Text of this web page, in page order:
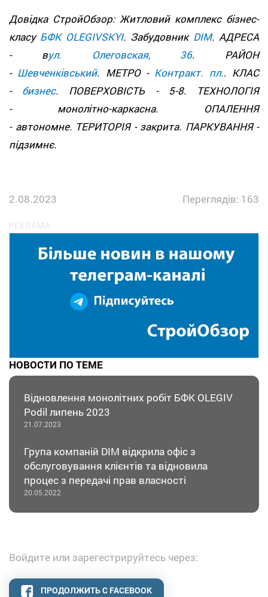
Довідка СтройОбзор: Житловий комплекс бізнес-
класу БФК OLEGIVSKYI. Забудовник DIM. АДРЕСА
- вул. Олеговская, 36. РАЙОН
- Шевченківський. МЕТРО - Контракт. пл.. КЛАС
- бизнес. ПОВЕРХОВІСТЬ - 5-8. ТЕХНОЛОГІЯ
- монолітно-каркасна. ОПАЛЕННЯ
- автономне. ТЕРИТОРІЯ - закрита. ПАРКУВАННЯ -
підзимнє.
2.08.2023 Переглядів: 163
НОВОСТИ ПО ТЕМЕ
Відновлення монолітних робіт БФК OLEGIV
Podil липень 2023
21.07.2023
Група компаній DIM відкрила офіс з
обслуговування клієнтів та відновила
процес з передачі прав власності
20.05.2022
Войдите или зарегестрируйтесь через:
ПРОДОЛЖИТЬ С FACEBOOK